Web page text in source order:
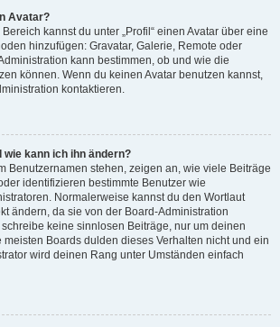
Avatar?
kannst du unter „Profil“ einen Avatar über eine
hinzufügen: Gravatar, Galerie, Remote oder
kann bestimmen, ob und wie die
können. Wenn du keinen Avatar benutzen kannst,
kontaktieren.
wie kann ich ihn ändern?
Benutzernamen stehen, zeigen an, wie viele Beiträge
identifizieren bestimmte Benutzer wie
Normalerweise kannst du den Wortlaut
ändern, da sie von der Board-Administration
keine sinnlosen Beiträge, nur um deinen
Boards dulden dieses Verhalten nicht und ein
wird deinen Rang unter Umständen einfach